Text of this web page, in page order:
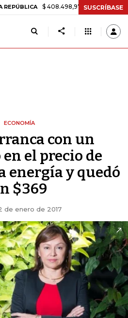
$ 408.498,97 +$ 8.753,81 +2,19%
SUSCRÍBASE
ECONOMÍA
con un
el precio de
energía y quedó
$369
de enero de 2017